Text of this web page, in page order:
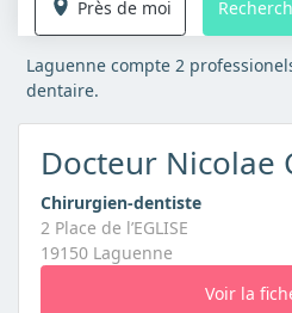
Près de moi
Laguenne compte 2
dentaire.
Docteur Nicolae
Chirurgien-dentiste
2 Place de l’EGLISE
19150 Laguenne
Voir la